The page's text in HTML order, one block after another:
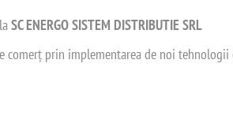
SC ENERGO SISTEM DISTRIBUTIE SRL
prin implementarea de noi